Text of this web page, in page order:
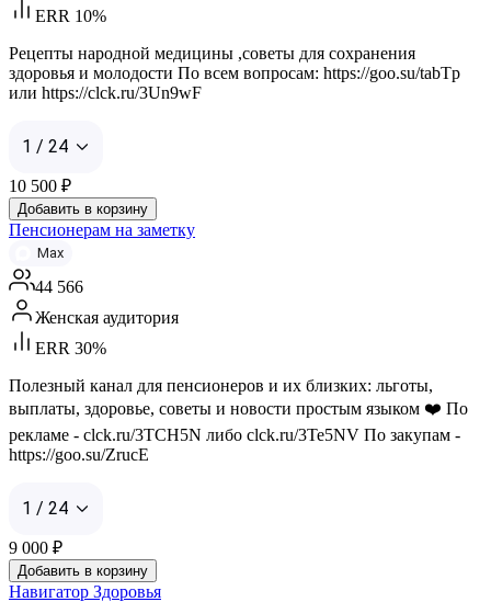
ERR 10%
Рецепты народной медицины ,советы для сохранения
здоровья и молодости По всем вопросам: https://goo.su/tabTp
или https://clck.ru/3Un9wF
1 / 24
10 500 ₽
Добавить в корзину
Пенсионерам на заметку
Max
44 566
Женская аудитория
ERR 30%
Полезный канал для пенсионеров и их близких: льготы,
выплаты, здоровье, советы и новости простым языком ❤️ По
рекламе - clck.ru/3TCH5N либо clck.ru/3Te5NV По закупам -
https://goo.su/ZrucE
1 / 24
9 000 ₽
Добавить в корзину
Навигатор Здоровья